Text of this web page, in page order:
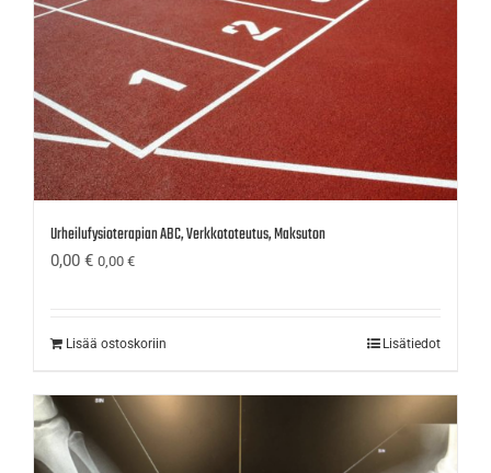
Urheilufysioterapian ABC, Verkkototeutus, Maksuton
0,00 € 0,00 €
Lisää ostoskoriin Lisätiedot